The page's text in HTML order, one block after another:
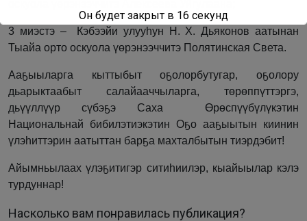
3 миэстэ – Кэбээйи улууһун Н. Х. Дьяконов аатынан
Тыайа орто оскуола үөрэнээччитэ Полятинская Света.
Ааҕыыларга кыттыбыт оҕолорбутугар, оҕолору
дьарыктаабыт салайааччыларга, төрөппүттэргэ,
дьүүллүүр сүбэҕэ Саха Өрөспүүбүлүкэтин
Национальнай бибилэтиэкэтин Оҕо ааҕыытын киинин
үлэһиттэрин аатыттан барҕа махталбытын тиэрдэбит!
Айымньылаах үлэҕитигэр ситиһиилэр, кыайыылар кэлэ
турдуннар!
Насколько вам понравилась публикация?
Он будет закрыт в 16 секунд